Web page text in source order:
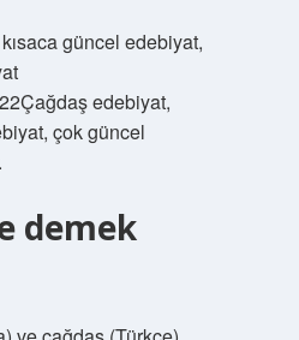
güncel edebiyat,
edebiyat,
çok güncel
demek